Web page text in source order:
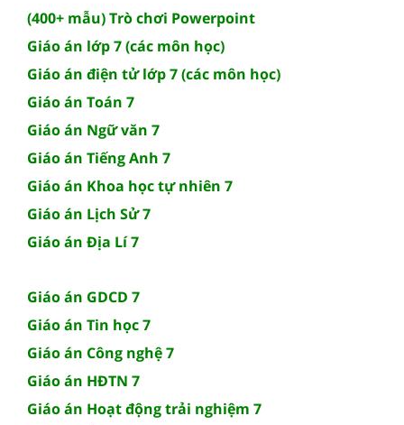
(400+ mẫu) Trò chơi Powerpoint
Giáo án lớp 7 (các môn học)
Giáo án điện tử lớp 7 (các môn học)
Giáo án Toán 7
Giáo án Ngữ văn 7
Giáo án Tiếng Anh 7
Giáo án Khoa học tự nhiên 7
Giáo án Lịch Sử 7
Giáo án Địa Lí 7
Giáo án GDCD 7
Giáo án Tin học 7
Giáo án Công nghệ 7
Giáo án HĐTN 7
Giáo án Hoạt động trải nghiệm 7